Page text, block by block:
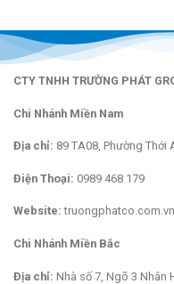
CTY TNHH TRƯỜNG PHÁT
Chi Nhánh Miền Nam
Địa chỉ: 89 TA08, Phường Thới
Điện Thoại: 0989 468 179
Website: truongphatco.com.vn
Chi Nhánh Miền Bắc
Địa chỉ: Nhà số 7, Ngõ 3 Nhân